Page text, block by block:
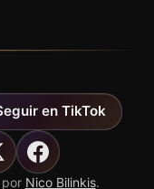
en TikTok
Nico Bilinkis.